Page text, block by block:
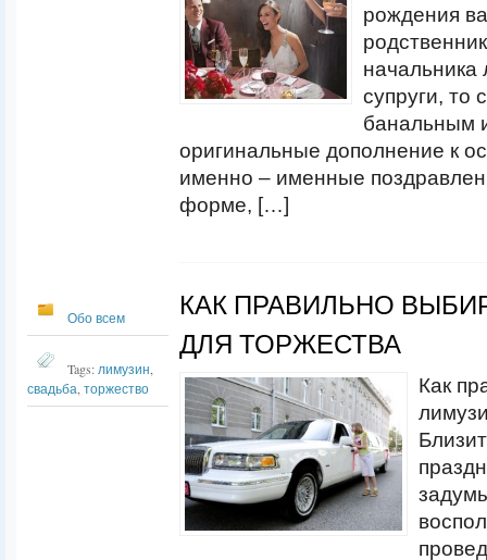
рождения
супруги, то
банальным
оригинальные дополнение к
именно – именные
форме, […]
Обо всем
Tags: лимузин
свадьба торжество
КАК ПРАВИЛЬНО
ДЛЯ ТОРЖЕСТВА
Как